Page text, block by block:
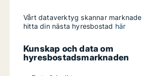
Vårt dataverktyg skannar
hitta din nästa hyresbostad här
Kunskap och data om
hyresbostadsmarknaden